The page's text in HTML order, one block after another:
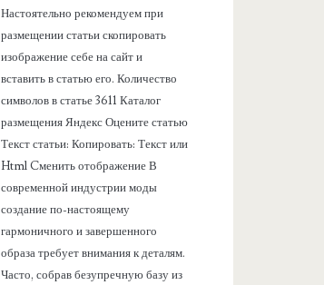
Настоятельно рекомендуем при
размещении статьи скопировать
изображение себе на сайт и
вставить в статью его. Количество
символов в статье 3611 Каталог
размещения Яндекс Оцените статью
Текст статьи: Копировать: Текст или
Html Cменить отображение В
современной индустрии моды
создание по-настоящему
гармоничного и завершенного
образа требует внимания к деталям.
Часто, собрав безупречную базу из